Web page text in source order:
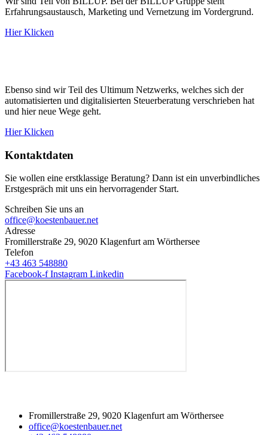
Erfahrungsaustausch, Marketing und Vernetzung im Vordergrund.
Hier Klicken
Ebenso sind wir Teil des Ultimum Netzwerks, welches sich der
automatisierten und digitalisierten Steuerberatung verschrieben hat
und hier neue Wege geht.
Hier Klicken
Kontaktdaten
Sie wollen eine erstklassige Beratung? Dann ist ein unverbindliches
Erstgespräch mit uns ein hervorragender Start.
Schreiben Sie uns an
office@koestenbauer.net
Adresse
Fromillerstraße 29, 9020 Klagenfurt am Wörthersee
Telefon
+43 463 548880
Facebook-f Instagram Linkedin
Fromillerstraße 29, 9020 Klagenfurt am Wörthersee
office@koestenbauer.net